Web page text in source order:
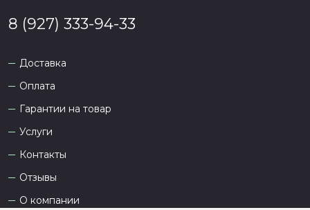
8 (927) 333-94-33
Доставка
Оплата
Гарантии на товар
Услуги
Контакты
Отзывы
О компании